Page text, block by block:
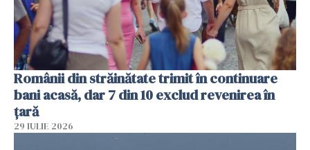
Românii din străinătate trimit în continuare
bani acasă, dar 7 din 10 exclud revenirea în
țară
29 IULIE 2026